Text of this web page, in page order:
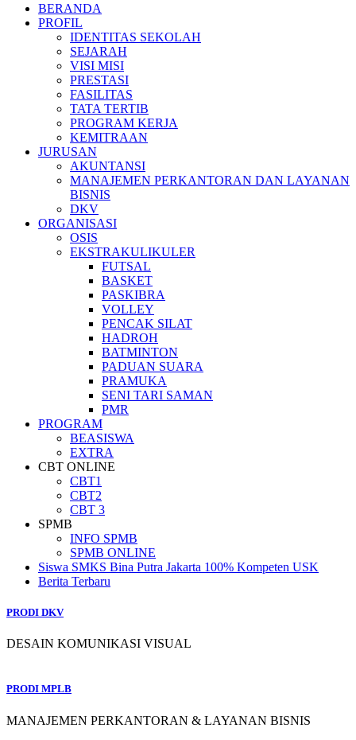
BERANDA
PROFIL
IDENTITAS SEKOLAH
SEJARAH
VISI MISI
PRESTASI
FASILITAS
TATA TERTIB
PROGRAM KERJA
KEMITRAAN
JURUSAN
AKUNTANSI
MANAJEMEN PERKANTORAN DAN LAYANAN
BISNIS
DKV
ORGANISASI
OSIS
EKSTRAKULIKULER
FUTSAL
BASKET
PASKIBRA
VOLLEY
PENCAK SILAT
HADROH
BATMINTON
PADUAN SUARA
PRAMUKA
SENI TARI SAMAN
PMR
PROGRAM
BEASISWA
EXTRA
CBT ONLINE
CBT1
CBT2
CBT 3
SPMB
INFO SPMB
SPMB ONLINE
Siswa SMKS Bina Putra Jakarta 100% Kompeten USK
Berita Terbaru
PRODI DKV
DESAIN KOMUNIKASI VISUAL
PRODI MPLB
MANAJEMEN PERKANTORAN & LAYANAN BISNIS